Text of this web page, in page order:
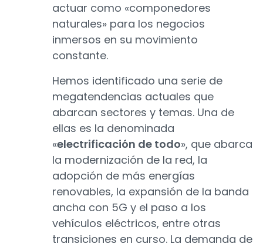
actuar como «componedores
naturales» para los negocios
inmersos en su movimiento
constante.
Hemos identificado una serie de
megatendencias actuales que
abarcan sectores y temas. Una de
ellas es la denominada
«electrificación de todo», que abarca
la modernización de la red, la
adopción de más energías
renovables, la expansión de la banda
ancha con 5G y el paso a los
vehículos eléctricos, entre otras
transiciones en curso. La demanda de